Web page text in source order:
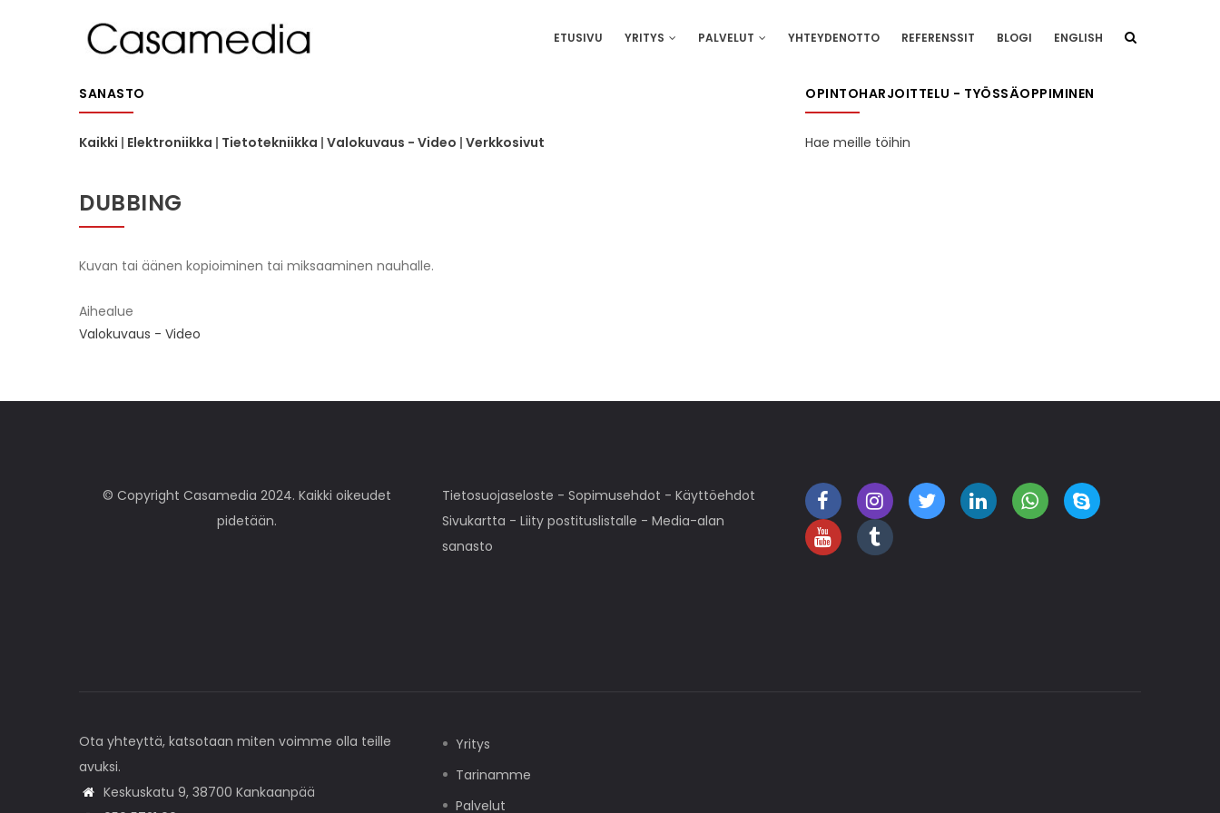
ETUSIVU YRITYS PALVELUT YHTEYDENOTTO REFERENSSIT BLOGI ENGLISH
SANASTO
Kaikki | Elektroniikka | Tietotekniikka | Valokuvaus - Video | Verkkosivut
DUBBING
Kuvan tai äänen kopioiminen tai miksaaminen nauhalle.
Aihealue
Valokuvaus - Video
OPINTOHARJOITTELU - TYÖSSÄOPPIMINEN
Hae meille töihin
© Copyright Casamedia 2024. Kaikki oikeudet
pidetään.
Tietosuojaseloste - Sopimusehdot - Käyttöehdot
Sivukartta - Liity postituslistalle - Media-alan
sanasto
Ota yhteyttä, katsotaan miten voimme olla teille
avuksi.
Keskuskatu 9, 38700 Kankaanpää
Yritys
Tarinamme
Palvelut